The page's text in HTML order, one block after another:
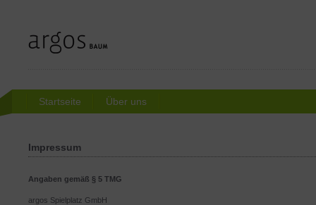
Startseite Über uns
Impressum
Angaben gemäß § 5 TMG
argos Spielplatz GmbH